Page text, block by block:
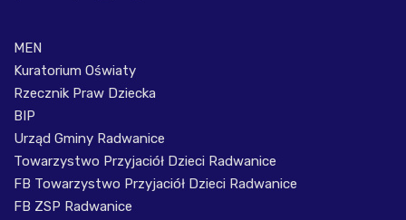
MEN
Kuratorium Oświaty
Rzecznik Praw Dziecka
BIP
Urząd Gminy Radwanice
Towarzystwo Przyjaciół Dzieci Radwanice
FB Towarzystwo Przyjaciół Dzieci Radwanice
FB ZSP Radwanice